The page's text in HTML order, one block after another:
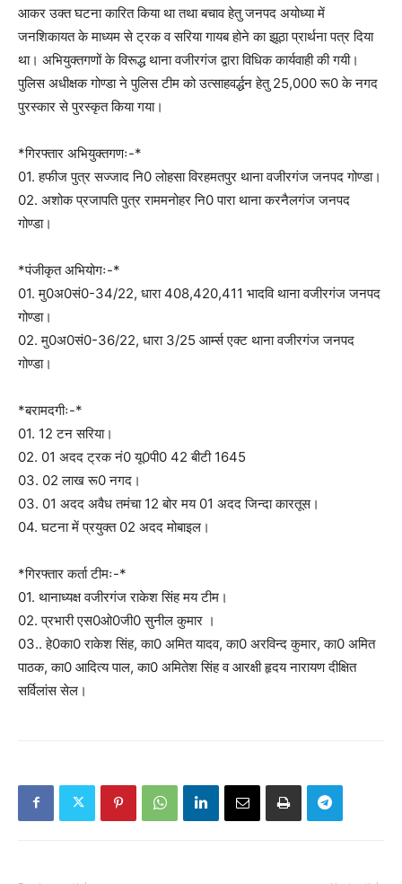
आकर उक्त घटना कारित किया था तथा बचाव हेतु जनपद अयोध्या में
जनशिकायत के माध्यम से ट्रक व सरिया गायब होने का झूठा प्रार्थना पत्र दिया
था। अभियुक्तगणों के विरूद्ध थाना वजीरगंज द्वारा विधिक कार्यवाही की गयी।
पुलिस अधीक्षक गोण्डा ने पुलिस टीम को उत्साहवर्द्धन हेतु 25,000 रू0 के नगद
पुरस्कार से पुरस्कृत किया गया।
*गिरफ्तार अभियुक्तगणः-*
01. हफीज पुत्र सज्जाद नि0 लोहसा विरहमतपुर थाना वजीरगंज जनपद गोण्डा।
02. अशोक प्रजापति पुत्र राममनोहर नि0 पारा थाना करनैलगंज जनपद
गोण्डा।
*पंजीकृत अभियोगः-*
01. मु0अ0सं0-34/22, धारा 408,420,411 भादवि थाना वजीरगंज जनपद
गोण्डा।
02. मु0अ0सं0-36/22, धारा 3/25 आर्म्स एक्ट थाना वजीरगंज जनपद
गोण्डा।
*बरामदगीः-*
01. 12 टन सरिया।
02. 01 अदद ट्रक नं0 यू0पी0 42 बीटी 1645
03. 02 लाख रू0 नगद।
03. 01 अदद अवैध तमंचा 12 बोर मय 01 अदद जिन्दा कारतूस।
04. घटना में प्रयुक्त 02 अदद मोबाइल।
*गिरफ्तार कर्ता टीमः-*
01. थानाध्यक्ष वजीरगंज राकेश सिंह मय टीम।
02. प्रभारी एस0ओ0जी0 सुनील कुमार ।
03.. हे0का0 राकेश सिंह, का0 अमित यादव, का0 अरविन्द कुमार, का0 अमित
पाठक, का0 आदित्य पाल, का0 अमितेश सिंह व आरक्षी हृदय नारायण दीक्षित
सर्विलांस सेल।